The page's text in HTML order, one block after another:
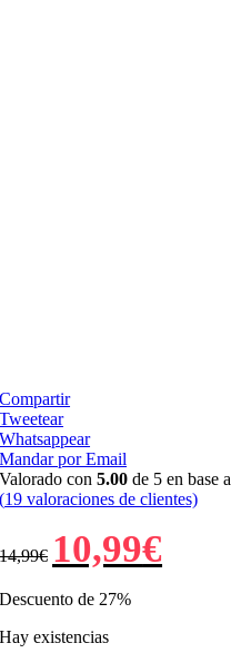
Compartir
Tweetear
Whatsappear
Mandar por Email
Valorado con5.00 de 5 en base a
(19 valoraciones de clientes)
14,99€
El
precio
era:
10,99€
Descuento de 27%
Hay existencias